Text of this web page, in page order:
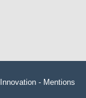
- Mentions